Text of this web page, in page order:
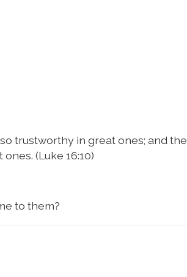
trustworthy in great ones; and the
(Luke 16:10)
to them?